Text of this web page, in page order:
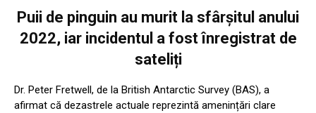
Puii de pinguin au murit la sfârșitul anului
2022, iar incidentul a fost înregistrat de
sateliți
Dr. Peter Fretwell, de la British Antarctic Survey (BAS), a
afirmat că dezastrele actuale reprezintă amenințări clare